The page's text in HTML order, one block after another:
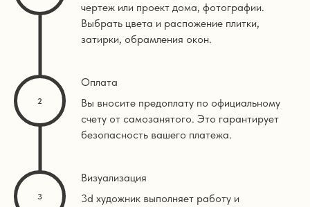
чертеж или проект дома, фотографии.
Выбрать цвета и распожение плитки,
затирки, обрамления окон.
Оплата
Вы вносите предоплату по официальному
счету от самозанятого. Это гарантирует
безопасность вашего платежа.
Визуализация
3d художник выполняет работу и